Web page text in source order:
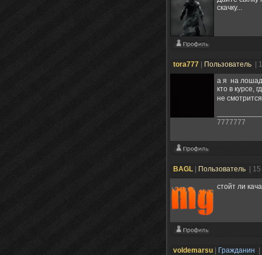
скачку...
tora777 Пользователь
|
а я на
кто в курсе,
не
7777777
BAGL Пользователь |
стойт ли
voldemarsu Гражданин